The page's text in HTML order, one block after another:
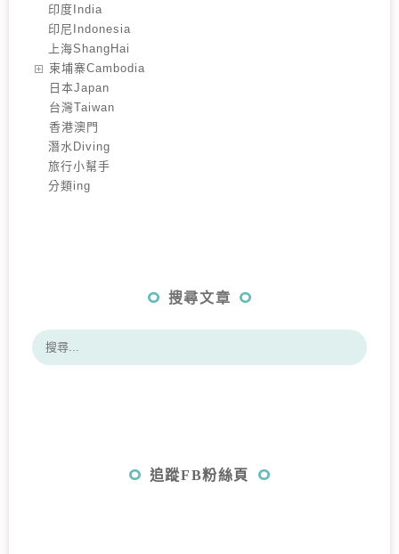
印度India
印尼Indonesia
上海ShangHai
️柬埔寨Cambodia
️日本Japan
️台灣Taiwan
️香港澳門
潛水Diving
旅行小幫手
分類ing
搜尋文章
追蹤FB粉絲頁